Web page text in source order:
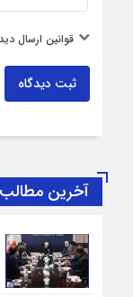
قوانین ارسال
ثبت دیدگاه
آخرین مطالب